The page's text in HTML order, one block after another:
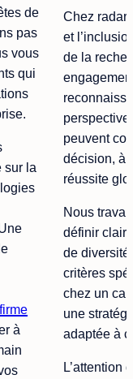
de
pas
vous
qui
sur la
firme
à
Chez
et
de la
peuvent
décision, à
réussite
Nous
définir
de diversité
critères
chez un
une
adaptée à
L’attention